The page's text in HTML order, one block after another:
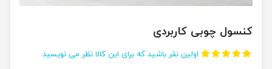
کنسول چوبی کاربردی
اولین نفر باشید که برای این کالا نظر می نویسید